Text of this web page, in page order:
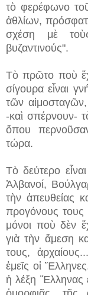
τὸ φερέφωνο
ἀθλίων,
σχέση μὲ
βυζαντινούς".
Τὸ πρῶτο ποὺ
σίγουρα εἶναι
τῶν
-καὶ σπέρνουν-
ὅπου
τώρα.
Τὸ δεύτερο
Ἀλβανοί,
τὴν ἀπευθείας
προγόνους τους
μόνοι ποὺ δὲν
γιὰ τὴν ἄμεση
τους,
ἐμεῖς οἱ
ἡ λέξη Ἕλληνας